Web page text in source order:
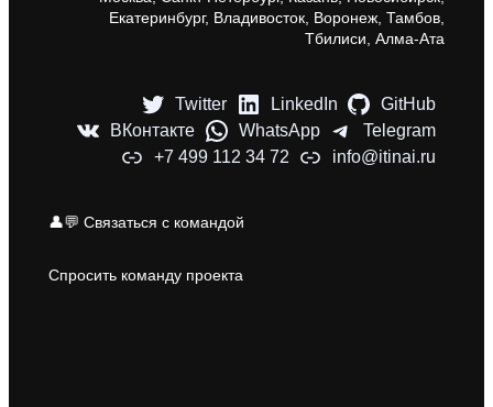
Екатеринбург, Владивосток, Воронеж, Тамбов,
Тбилиси, Алма-Ата
Twitter LinkedIn
GitHub
ВКонтакте
WhatsApp
Telegram
+7 499 112 34 72
info@itinai.ru
👤💬 Связаться с командой
Спросить команду проекта